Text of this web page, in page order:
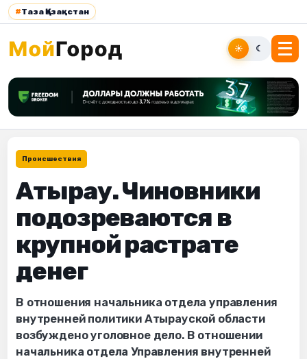
#Таза Қазақстан
☀ ☾
Происшествия
Атырау. Чиновники
подозреваются в
крупной растрате
денег
В отношения начальника отдела управления
внутренней политики Атырауской области
возбуждено уголовное дело. В отношении
начальника отдела Управления внутренней